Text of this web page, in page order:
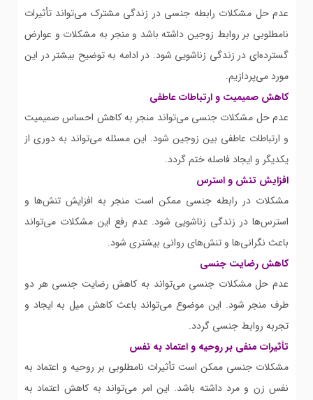
عدم حل مشکلات رابطه جنسی در زندگی مشترک می‌تواند تأثیرات
نامطلوبی بر روابط زوجین داشته باشد و منجر به مشکلات و عوارض
گسترده‌ای در زندگی زناشویی شود. در ادامه به توضیح بیشتر در این
مورد می‌پردازیم.
کاهش صمیمیت و ارتباطات عاطفی
عدم حل مشکلات جنسی می‌تواند منجر به کاهش احساس صمیمیت
و ارتباطات عاطفی بین زوجین شود. این مسئله می‌تواند به دوری از
یکدیگر و ایجاد فاصله ختم گردد.
افزایش تنش و استرس
مشکلات در رابطه جنسی ممکن است منجر به افزایش تنش‌ها و
استرس‌ها در زندگی زناشویی شود. عدم رفع این مشکلات می‌تواند
باعث نگرانی‌ها و تنش‌های روانی بیشتری شود.
کاهش رضایت جنسی
عدم حل مشکلات جنسی می‌تواند به کاهش رضایت جنسی هر دو
طرف منجر شود. این موضوع می‌تواند باعث کاهش میل به ایجاد و
تجربه روابط جنسی گردد.
تأثیرات منفی بر روحیه و اعتماد به نفس
مشکلات جنسی ممکن است تأثیرات نامطلوبی بر روحیه و اعتماد به
نفس زن و مرد داشته باشد. این امر می‌تواند به کاهش اعتماد به